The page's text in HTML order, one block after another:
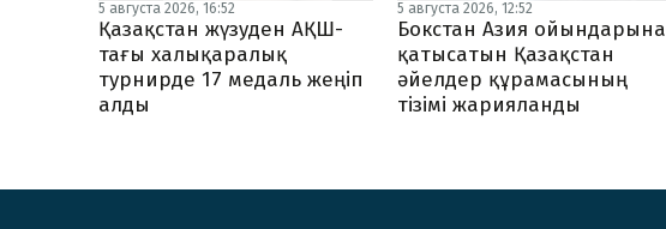
5 августа 2026, 16:52
Қазақстан жүзуден АҚШ-
тағы халықаралық
турнирде 17 медаль жеңіп
алды
5 августа 2026, 12:52
Бокстан Азия ойындарына
қатысатын Қазақстан
әйелдер құрамасының
тізімі жарияланды